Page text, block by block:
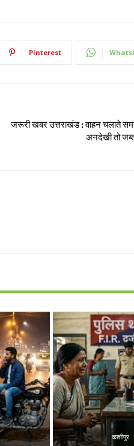
Pinterest
जरूरी खबर उत्तराखंड : वाहन चलाते
अनदेखी तो
काशीपुर